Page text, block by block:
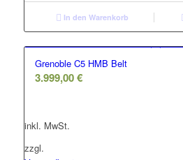
In den Warenkorb
Grenoble C5 HMB Belt
3.999,00€
inkl. MwSt.
zzgl.